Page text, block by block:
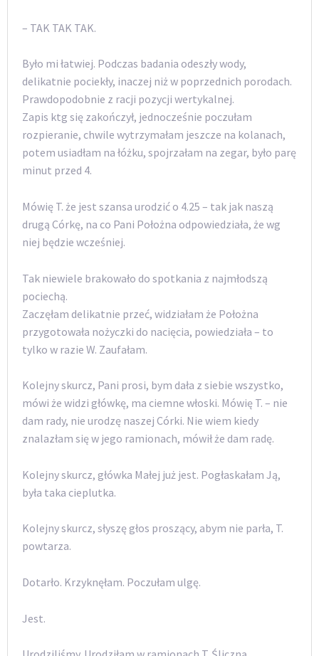
– TAK TAK TAK.
Było mi łatwiej. Podczas badania odeszły wody,
delikatnie pociekły, inaczej niż w poprzednich porodach.
Prawdopodobnie z racji pozycji wertykalnej.
Zapis ktg się zakończył, jednocześnie poczułam
rozpieranie, chwile wytrzymałam jeszcze na kolanach,
potem usiadłam na łóżku, spojrzałam na zegar, było parę
minut przed 4.
Mówię T. że jest szansa urodzić o 4.25 – tak jak naszą
drugą Córkę, na co Pani Położna odpowiedziała, że wg
niej będzie wcześniej.
Tak niewiele brakowało do spotkania z najmłodszą
pociechą.
Zaczęłam delikatnie przeć, widziałam że Położna
przygotowała nożyczki do nacięcia, powiedziała – to
tylko w razie W. Zaufałam.
Kolejny skurcz, Pani prosi, bym dała z siebie wszystko,
mówi że widzi główkę, ma ciemne włoski. Mówię T. – nie
dam rady, nie urodzę naszej Córki. Nie wiem kiedy
znalazłam się w jego ramionach, mówił że dam radę.
Kolejny skurcz, główka Małej już jest. Pogłaskałam Ją,
była taka cieplutka.
Kolejny skurcz, słyszę głos proszący, abym nie parła, T.
powtarza.
Dotarło. Krzyknęłam. Poczułam ulgę.
Jest.